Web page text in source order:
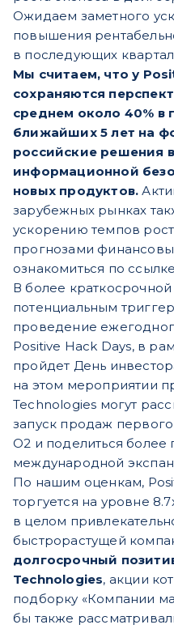
Ожидаем заметного
повышения
в последующих
Мы считаем, что у
сохраняются
среднем около 40% в
ближайших 5 лет на
российские решения
информационной
новых продуктов.
зарубежных рынках
ускорению темпов
прогнозами
ознакомиться по
В более
потенциальным
проведение
Positive Hack Days, в
пройдет День
на этом мероприятии
Technologies могут
запуск продаж
O2 и поделиться
международной
По нашим оценкам,
торгуется на уровне
в целом
быстрорастущей
долгосрочный
Technologies, акции
подборку «Компании
бы также